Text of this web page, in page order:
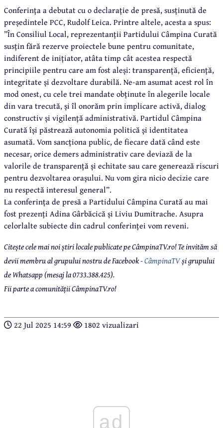
Conferința a debutat cu o declarație de presă, susținută de
președintele PCC, Rudolf Leica. Printre altele, acesta a spus:
”În Consiliul Local, reprezentanții Partidului Câmpina Curată
susțin fără rezerve proiectele bune pentru comunitate,
indiferent de inițiator, atâta timp cât acestea respectă
principiile pentru care am fost aleși: transparență, eficiență,
integritate și dezvoltare durabilă. Ne-am asumat acest rol în
mod onest, cu cele trei mandate obținute în alegerile locale
din vara trecută, și îl onorăm prin implicare activă, dialog
constructiv și vigilență administrativă. Partidul Câmpina
Curată își păstrează autonomia politică și identitatea
asumată. Vom sancționa public, de fiecare dată când este
necesar, orice demers administrativ care deviază de la
valorile de transparență și echitate sau care generează riscuri
pentru dezvoltarea orașului. Nu vom gira nicio decizie care
nu respectă interesul general”.
La conferința de presă a Partidului Câmpina Curată au mai
fost prezenți Adina Gârbăcică și Liviu Dumitrache. Asupra
celorlalte subiecte din cadrul conferinței vom reveni.
Citește cele mai noi știri locale publicate pe CâmpinaTV.ro! Te invităm să
devii membru al grupului nostru de Facebook -CâmpinaTVși grupului
de Whatsapp (mesaj la 0733.388.425).
Fii parte a comunității CâmpinaTV.ro!
22 Jul 2025 14:59 1802 vizualizari
ad